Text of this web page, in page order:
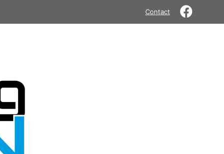
Contact